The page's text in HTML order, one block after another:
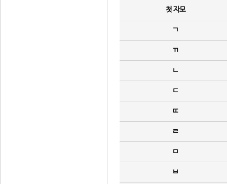
첫 자모
ㄱ
ㄲ
ㄴ
ㄷ
ㄸ
ㄹ
ㅁ
ㅂ